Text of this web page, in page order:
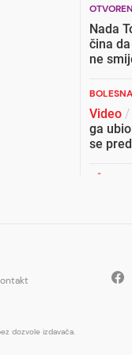
Nada
čina
ne
Video /
ga
se
OŠTRA
Na
dozvole izdavača.